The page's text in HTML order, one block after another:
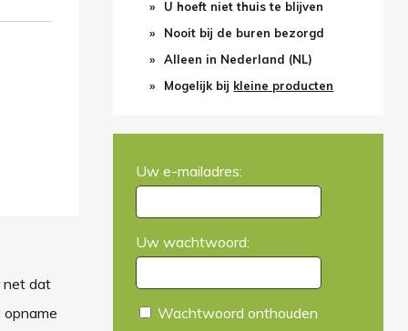
net dat
U hoeft niet thuis te blijven
Nooit bij de buren bezorgd
Alleen in Nederland (NL)
Mogelijk bij kleine producten
Uw e-mailadres:
Uw wachtwoord:
Wachtwoord onthouden